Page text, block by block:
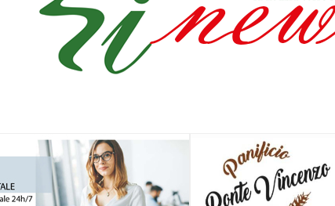
l’appello per ritrovarlo ATTUALITA'
a Cancello ed Arnone: filiera bufalina solida ed in crescita continua
Carlo III: l’appello della famiglia per ritrovarlo AVELLA
la chiesa celebra il Martirio di san Giovanni Battista e santa Sabina EVIDENZA